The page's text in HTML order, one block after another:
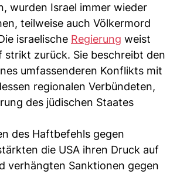
wurden Israel immer wieder
teilweise auch Völkermord
israelische Regierung weist
strikt zurück. Sie beschreibt den
umfassenderen Konflikts mit
regionalen Verbündeten,
des jüdischen Staates
des Haftbefehls gegen
die USA ihren Druck auf
verhängten Sanktionen gegen